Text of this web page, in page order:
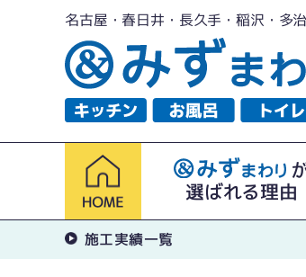
名古屋・春日井・長久手・稲沢・多
選ばれる理由
施工実績一覧